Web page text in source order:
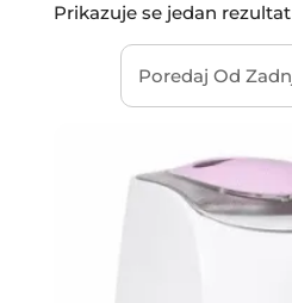
Prikazuje se jedan rezultat